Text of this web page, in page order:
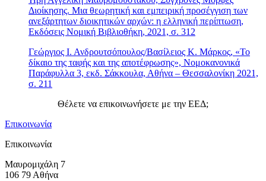
Διοίκησης. Μια θεωρητική και εμπειρική προσέγγιση των
ανεξάρτητων διοικητικών αρχών: η ελληνική περίπτωση,
Εκδόσεις Νομική Βιβλιοθήκη, 2021, σ. 312
Γεώργιος Ι. Ανδρουτσόπουλος/Βασίλειος Κ. Μάρκος, «Το
δίκαιο της ταφής και της αποτέφρωσης», Νομοκανονικά
Παράφυλλα 3, εκδ. Σάκκουλα, Αθήνα – Θεσσαλονίκη 2021,
σ. 211
Θέλετε να επικοινωνήσετε με την ΕΕΔ;
Επικοινωνία
Επικοινωνία
Μαυρομιχάλη 7
106 79 Αθήνα